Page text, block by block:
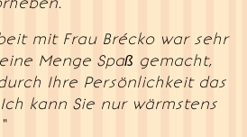
mit Frau Brécko war sehr
Menge Spaß gemacht,
Ihre Persönlichkeit das
kann Sie nur wärmstens